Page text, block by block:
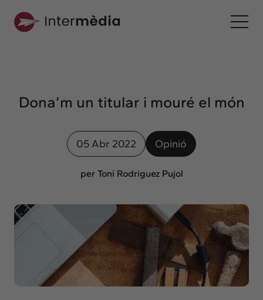
Els nostres serveis
Interacció
Confidencial
Interrelació
Insights
Actualitat
Dona’m un titular i mouré el món
05 Abr 2022 Opinió
per Toni Rodriguez Pujol